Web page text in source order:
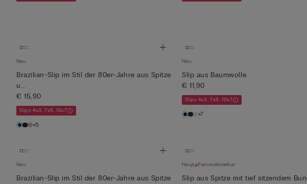
Neu
Brazilian-Slip im Stil der 80er-Jahre aus Spitze
u...
€ 15,90
Slips 4x3, 7x5, 10x7
+5
Neu
Slip aus Baumwolle
€ 11,90
Slips 4x3, 7x5, 10x7
+7
Neu
Brazilian-Slip im Stil der 80er-Jahre aus Spitze
Neu Personalisierbar
Slip aus Spitze mit tief sitzendem